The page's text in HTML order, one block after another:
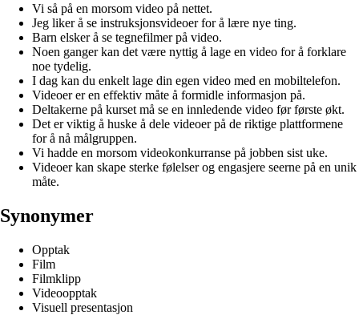
Vi så på en morsom video på nettet.
Jeg liker å se instruksjonsvideoer for å lære nye ting.
Barn elsker å se tegnefilmer på video.
Noen ganger kan det være nyttig å lage en video for å forklare
noe tydelig.
I dag kan du enkelt lage din egen video med en mobiltelefon.
Videoer er en effektiv måte å formidle informasjon på.
Deltakerne på kurset må se en innledende video før første økt.
Det er viktig å huske å dele videoer på de riktige plattformene
for å nå målgruppen.
Vi hadde en morsom videokonkurranse på jobben sist uke.
Videoer kan skape sterke følelser og engasjere seerne på en unik
måte.
Synonymer
Opptak
Film
Filmklipp
Videoopptak
Visuell presentasjon